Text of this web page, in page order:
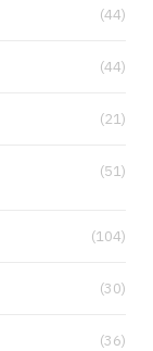
(44)
(44)
(21)
(51)
(104)
(30)
(36)